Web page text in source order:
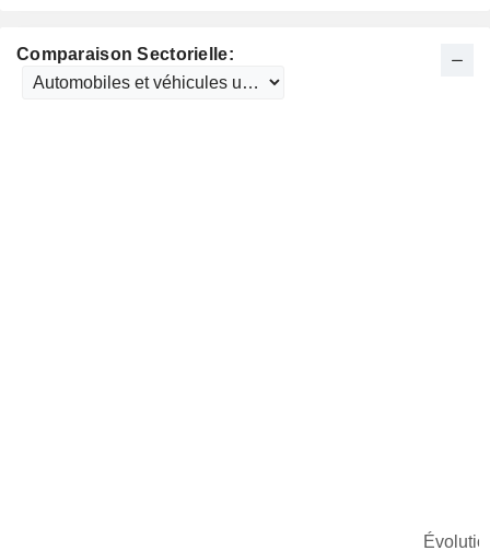
Comparaison Sectorielle: